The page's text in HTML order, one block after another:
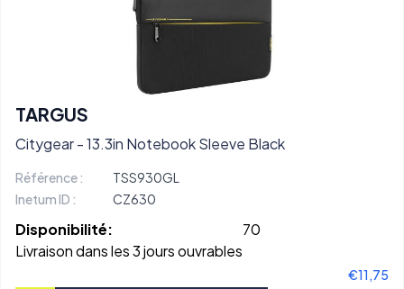
TARGUS
Citygear - 13.3in Notebook Sleeve Black
Référence :
TSS930GL
Inetum ID :
CZ630
Disponibilité:
70
Livraison dans les 3 jours ouvrables
€11,75